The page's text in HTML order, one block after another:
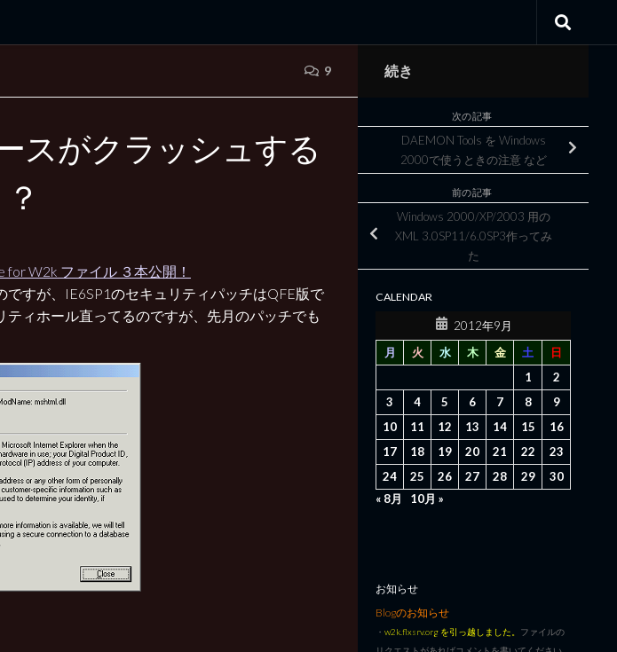
9
スがクラッシュする
for W2k ファイル ３本公開！
すが、IE6SP1のセキュリティパッチはQFE版で
ィホール直ってるのですが、先月のパッチでも
続き
次の記事
DAEMON Tools を Windows
2000で使うときの注意 など
前の記事
Windows 2000/XP/2003 用の
XML 3.0SP11/6.0SP3作ってみ
た
CALENDAR
2012年9月
月
火 水 木 金 土
日
1
2
3
4 5 6 7 8
9
10
11 12 13 14 15
16
17
18 19 20 21 22
23
24
25 26 27 28 29
30
« 8月
10月 »
お知らせ
Blogのお知らせ
・ w2k.flxsrv.org を引っ越しました。 ファイルの